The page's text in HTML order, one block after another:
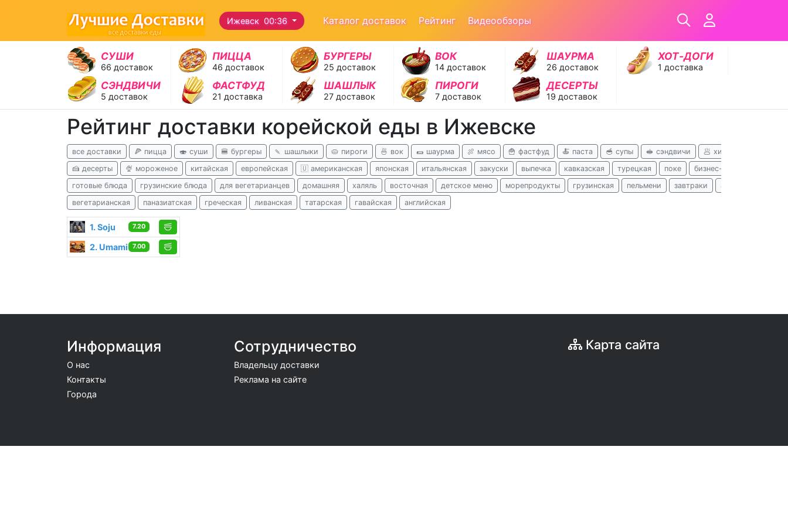
Ижевск 00:36 Каталог доставок Рейтинг Видеообзоры
СУШИ
66 доставок
ПИЦЦА
46 доставок
БУРГЕРЫ
25 доставок
ВОК
14 доставок
ШАУРМА
26 доставок
ХОТ‑ДОГИ
1 доставка
СЭНДВИЧИ
5 доставок
ФАСТФУД
21 доставка
ШАШЛЫК
27 доставок
ПИРОГИ
7 доставок
ДЕСЕРТЫ
19 доставок
Рейтинг доставки корейской еды в Ижевске
все доставки 🍕 пицца 🍣 суши 🍔 бургеры 🍡 шашлыки 🥧 пироги 🍜 вок 🌯 шаурма 🍖 мясо 🍟 фастфуд 🍝 паста 🥣 супы 🥪 сэндвичи 🥟 хинкали
🍰 десерты
🍨 мороженое китайская европейская 🇺 американская японская итальянская закуски выпечка кавказская турецкая поке бизнес-ланчи
готовые блюда
грузинские блюда для вегетарианцев домашняя халяль восточная детское меню морепродукты грузинская пельмени завтраки
азербайджанская
вегетарианская
паназиатская греческая ливанская татарская гавайская английская
1. Soju 7.20
2. Umami 7.00
Информация
О нас
Контакты
Города
Сотрудничество
Владельцу доставки
Реклама на сайте
Карта сайта